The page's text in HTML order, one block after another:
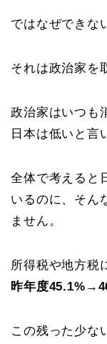
ではなぜできな
それは政治家を
政治家はいつも
日本は低いと言
全体で考えると
いるのに、そん
ません。
所得税や地方税
昨年度
この残った少な